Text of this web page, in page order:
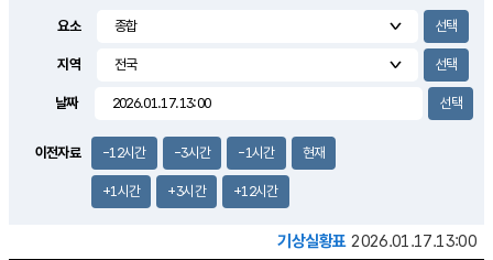
1.0m/s
요소
지역
날짜
이전자료 -12시간 -3시간 -1시간 현재
+1시간 +3시간 +12시간
기상실황표 2026.01.17.13:00